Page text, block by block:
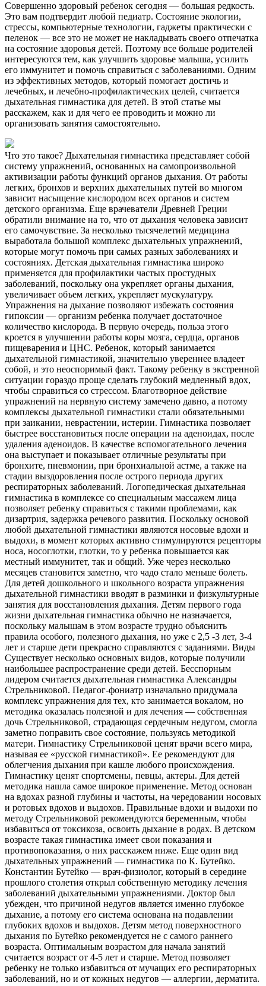
Совершенно здоровый ребенок сегодня — большая редкость.
Это вам подтвердит любой педиатр. Состояние экологии,
стрессы, компьютерные технологии, гаджеты практически с
пеленок — все это не может не накладывать своего отпечатка
на состояние здоровья детей. Поэтому все больше родителей
интересуются тем, как улучшить здоровье малыша, усилить
его иммунитет и помочь справиться с заболеваниями. Одним
из эффективных методов, который помогает достичь и
лечебных, и лечебно-профилактических целей, считается
дыхательная гимнастика для детей. В этой статье мы
расскажем, как и для чего ее проводить и можно ли
организовать занятия самостоятельно.
Что это такое? Дыхательная гимнастика представляет собой
систему упражнений, основанных на самопроизвольной
активизации работы функций органов дыхания. От работы
легких, бронхов и верхних дыхательных путей во многом
зависит насыщение кислородом всех органов и систем
детского организма. Еще врачеватели Древней Греции
обратили внимание на то, что от дыхания человека зависит
его самочувствие. За несколько тысячелетий медицина
выработала большой комплекс дыхательных упражнений,
которые могут помочь при самых разных заболеваниях и
состояниях. Детская дыхательная гимнастика широко
применяется для профилактики частых простудных
заболеваний, поскольку она укрепляет органы дыхания,
увеличивает объем легких, укрепляет мускулатуру.
Упражнения на дыхание позволяют избежать состояния
гипоксии — организм ребенка получает достаточное
количество кислорода. В первую очередь, польза этого
кроется в улучшении работы коры мозга, сердца, органов
пищеварения и ЦНС. Ребенок, который занимается
дыхательной гимнастикой, значительно увереннее владеет
собой, и это неоспоримый факт. Такому ребенку в экстренной
ситуации гораздо проще сделать глубокий медленный вдох,
чтобы справиться со стрессом. Благотворное действие
упражнений на нервную систему замечено давно, а потому
комплексы дыхательной гимнастики стали обязательными
при заикании, неврастении, истерии. Гимнастика позволяет
быстрее восстановиться после операции на аденоидах, после
удаления аденоидов. В качестве вспомогательного лечения
она выступает и показывает отличные результаты при
бронхите, пневмонии, при бронхиальной астме, а также на
стадии выздоровления после острого периода других
респираторных заболеваний. Логопедическая дыхательная
гимнастика в комплексе со специальным массажем лица
позволяет ребенку справиться с такими проблемами, как
дизартрия, задержка речевого развития. Поскольку основой
любой дыхательной гимнастики являются носовые вдохи и
выдохи, в момент которых активно стимулируются рецепторы
носа, носоглотки, глотки, то у ребенка повышается как
местный иммунитет, так и общий. Уже через несколько
месяцев становится заметно, что чадо стало меньше болеть.
Для детей дошкольного и школьного возраста упражнения
дыхательной гимнастики вводят в разминки и физкультурные
занятия для восстановления дыхания. Детям первого года
жизни дыхательная гимнастика обычно не назначается,
поскольку малышам в этом возрасте трудно объяснить
правила особого, полезного дыхания, но уже с 2,5 -3 лет, 3-4
лет и старше дети прекрасно справляются с заданиями. Виды
Существует несколько основных видов, которые получили
наибольшее распространение среди детей. Бесспорным
лидером считается дыхательная гимнастика Александры
Стрельниковой. Педагог-фониатр изначально придумала
комплекс упражнения для тех, кто занимается вокалом, но
методика оказалась полезной и для лечения — собственная
дочь Стрельниковой, страдающая сердечным недугом, смогла
заметно поправить свое состояние, пользуясь методикой
матери. Гимнастику Стрельниковой ценят врачи всего мира,
называя ее «русской гимнастикой». Ее рекомендуют для
облегчения дыхания при кашле любого происхождения.
Гимнастику ценят спортсмены, певцы, актеры. Для детей
методика нашла самое широкое применение. Метод основан
на вдохах разной глубины и частоты, на чередовании носовых
и ротовых вдохов и выдохов. Правильные вдохи и выдохи по
методу Стрельниковой рекомендуются беременным, чтобы
избавиться от токсикоза, освоить дыхание в родах. В детском
возрасте такая гимнастика имеет свои показания и
противопоказания, о них расскажем ниже. Еще один вид
дыхательных упражнений — гимнастика по К. Бутейко.
Константин Бутейко — врач-физиолог, который в середине
прошлого столетия открыл собственную методику лечения
заболеваний дыхательными упражнениями. Доктор был
убежден, что причиной недугов является именно глубокое
дыхание, а потому его система основана на подавлении
глубоких вдохов и выдохов. Детям метод поверхностного
дыхания по Бутейко рекомендуется не с самого раннего
возраста. Оптимальным возрастом для начала занятий
считается возраст от 4-5 лет и старше. Метод позволяет
ребенку не только избавиться от мучащих его респираторных
заболеваний, но и от кожных недугов — аллергии, дерматита.